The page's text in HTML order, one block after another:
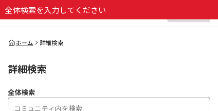
全体検索を入力してください
全体検索
ホーム 詳細検索
詳細検索
全体検索